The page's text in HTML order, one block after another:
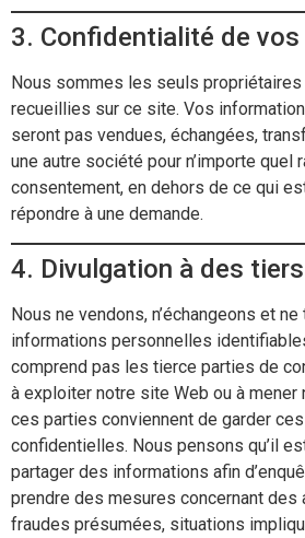
3. Confidentialité de vos
Nous sommes les seuls
recueillies sur ce site. Vos
seront pas vendues, échangées,
une autre société pour n’importe quel
consentement, en dehors de ce qui
répondre à une demande.
4. Divulgation à des tiers
Nous ne vendons, n’échangeons et
informations personnelles
comprend pas les tierce parties de
à exploiter notre site Web ou à mener
ces parties conviennent de garder
confidentielles. Nous pensons qu’il
partager des informations afin
prendre des mesures concernant
fraudes présumées, situations